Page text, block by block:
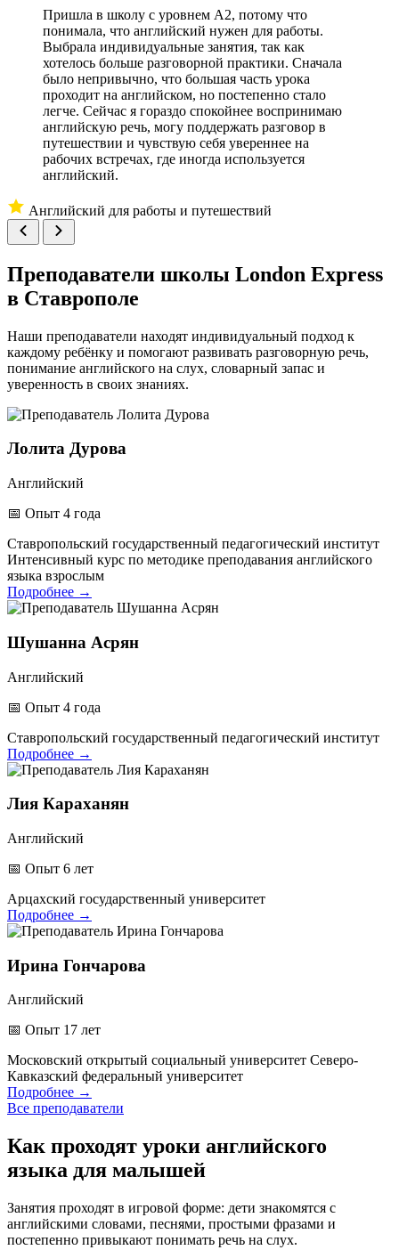
Пришла в школу с уровнем A2, потому что
понимала, что английский нужен для работы.
Выбрала индивидуальные занятия, так как
хотелось больше разговорной практики. Сначала
было непривычно, что большая часть урока
проходит на английском, но постепенно стало
легче. Сейчас я гораздо спокойнее воспринимаю
английскую речь, могу поддержать разговор в
путешествии и чувствую себя увереннее на
рабочих встречах, где иногда используется
английский.
Английский для работы и путешествий
Преподаватели школы London Express
в Ставрополе
Наши преподаватели находят индивидуальный подход к
каждому ребёнку и помогают развивать разговорную речь,
понимание английского на слух, словарный запас и
уверенность в своих знаниях.
Лолита Дурова
Английский
📅 Опыт 4 года
Ставропольский государственный педагогический институт
Интенсивный курс по методике преподавания английского
языка взрослым
Подробнее →
Шушанна Асрян
Английский
📅 Опыт 4 года
Ставропольский государственный педагогический институт
Подробнее →
Лия Караханян
Английский
📅 Опыт 6 лет
Арцахский государственный университет
Подробнее →
Ирина Гончарова
Английский
📅 Опыт 17 лет
Московский открытый социальный университет Северо-
Кавказский федеральный университет
Подробнее →
Все преподаватели
Как проходят уроки английского
языка для малышей
Занятия проходят в игровой форме: дети знакомятся с
английскими словами, песнями, простыми фразами и
постепенно привыкают понимать речь на слух.